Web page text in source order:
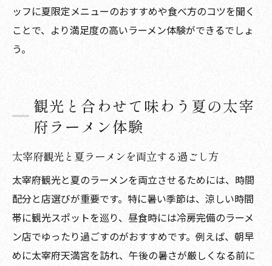
ッフに夏限定メニューのおすすめや食べ方のコツを聞く
ことで、より満足度の高いラーメン体験ができるでしょ
う。
観光と合わせて味わう夏の太宰
府ラーメン体験
太宰府観光と夏ラーメンを両立する過ごし方
太宰府観光と夏のラーメンを両立させるためには、時間
配分と店選びが重要です。特に暑い季節は、涼しい時間
帯に観光スポットを巡り、昼食時には冷房完備のラーメ
ン店でゆったり過ごすのがおすすめです。例えば、朝早
めに太宰府天満宮を訪れ、午後の暑さが厳しくなる前に